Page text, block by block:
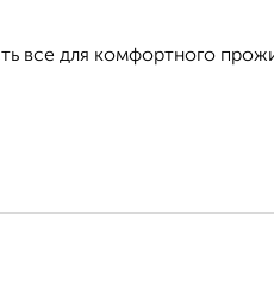
все для комфортного